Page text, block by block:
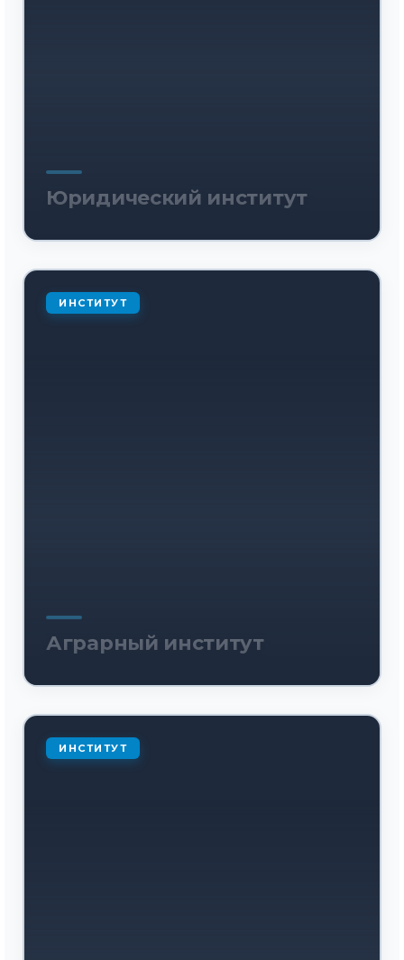
Юридический институт
Аграрный институт
ИНСТИТУТ
ИНСТИТУТ